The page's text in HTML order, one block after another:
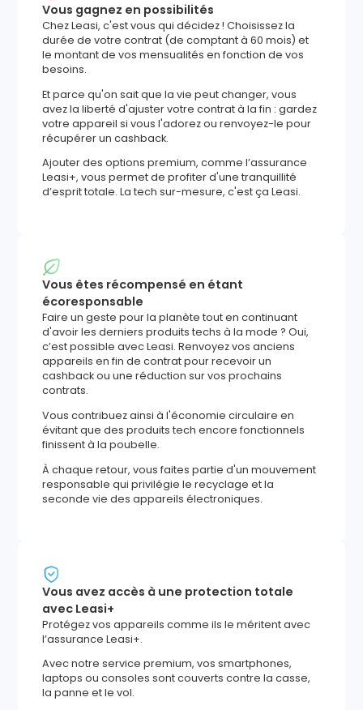
Vous gagnez en possibilités
Chez Leasi, c'est vous qui décidez ! Choisissez la
durée de votre contrat (de comptant à 60 mois) et
le montant de vos mensualités en fonction de vos
besoins.
Et parce qu'on sait que la vie peut changer, vous
avez la liberté d'ajuster votre contrat à la fin : gardez
votre appareil si vous l'adorez ou renvoyez-le pour
récupérer un cashback.
Ajouter des options premium, comme l’assurance
Leasi+, vous permet de profiter d'une tranquillité
d’esprit totale. La tech sur-mesure, c'est ça Leasi.
Vous êtes récompensé en étant
écoresponsable
Faire un geste pour la planète tout en continuant
d'avoir les derniers produits techs à la mode ? Oui,
c’est possible avec Leasi. Renvoyez vos anciens
appareils en fin de contrat pour recevoir un
cashback ou une réduction sur vos prochains
contrats.
Vous contribuez ainsi à l'économie circulaire en
évitant que des produits tech encore fonctionnels
finissent à la poubelle.
À chaque retour, vous faites partie d'un mouvement
responsable qui privilégie le recyclage et la
seconde vie des appareils électroniques.
Vous avez accès à une protection totale
avec Leasi+
Protégez vos appareils comme ils le méritent avec
l’assurance Leasi+.
Avec notre service premium, vos smartphones,
laptops ou consoles sont couverts contre la casse,
la panne et le vol.